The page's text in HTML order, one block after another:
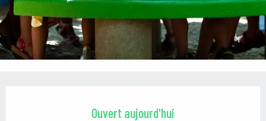
Ouvert aujourd'hui